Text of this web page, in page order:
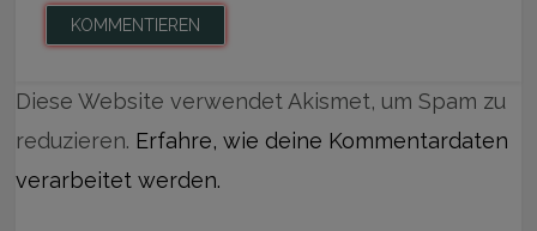
Diese Website verwendet Akismet, um Spam zu
reduzieren. Erfahre, wie deine Kommentardaten
verarbeitet werden.